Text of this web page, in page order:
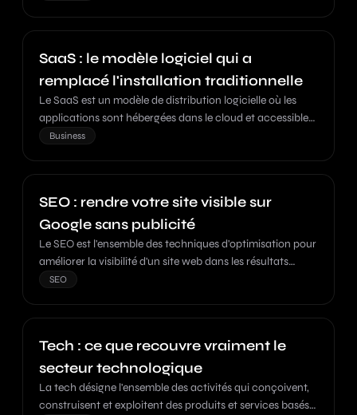
SaaS : le modèle logiciel qui a
remplacé l'installation traditionnelle
Le SaaS est un modèle de distribution logicielle où les
applications sont hébergées dans le cloud et accessibles
via un navigateur web.
Business
SEO : rendre votre site visible sur
Google sans publicité
Le SEO est l'ensemble des techniques d'optimisation pour
améliorer la visibilité d'un site web dans les résultats
naturels des moteurs de recherche.
SEO
Tech : ce que recouvre vraiment le
secteur technologique
La tech désigne l'ensemble des activités qui conçoivent,
construisent et exploitent des produits et services basés